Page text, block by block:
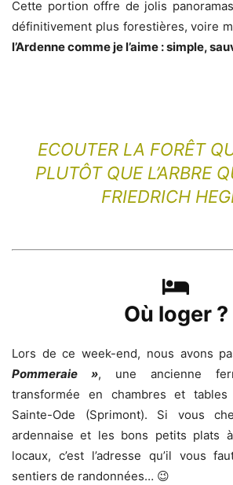
Cette portion offre de jolis
définitivement plus forestières, voire
l’Ardenne comme je l’aime : simple,
ECOUTER LA FORÊT
PLUTÔT QUE L’ARBRE
FRIEDRICH
Où loger ?
Lors de ce week-end, nous avons
Pommeraie », une ancienne
transformée en chambres et
Sainte-Ode (Sprimont). Si vous
ardennaise et les bons petits plats
locaux, c’est l’adresse qu’il vous
sentiers de randonnées… 😉